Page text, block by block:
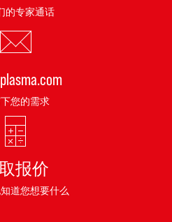
的专家通话
您的需求
报价
道您想要什么